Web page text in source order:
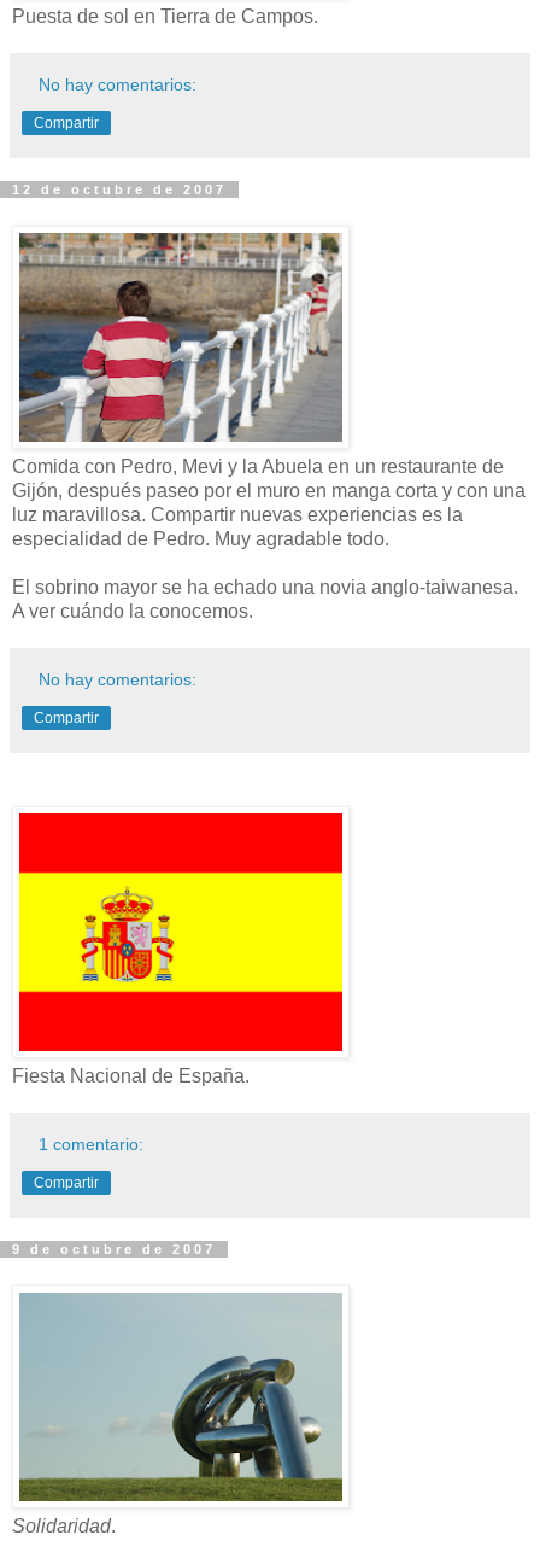
Puesta de sol en Tierra de Campos.
No hay comentarios:
Compartir
12 de octubre de 2007
Comida con Pedro, Mevi y la Abuela en un restaurante de
Gijón, después paseo por el muro en manga corta y con una
luz maravillosa. Compartir nuevas experiencias es la
especialidad de Pedro. Muy agradable todo.
El sobrino mayor se ha echado una novia anglo-taiwanesa.
A ver cuándo la conocemos.
No hay comentarios:
Compartir
Fiesta Nacional de España.
1 comentario:
Compartir
9 de octubre de 2007
Solidaridad.